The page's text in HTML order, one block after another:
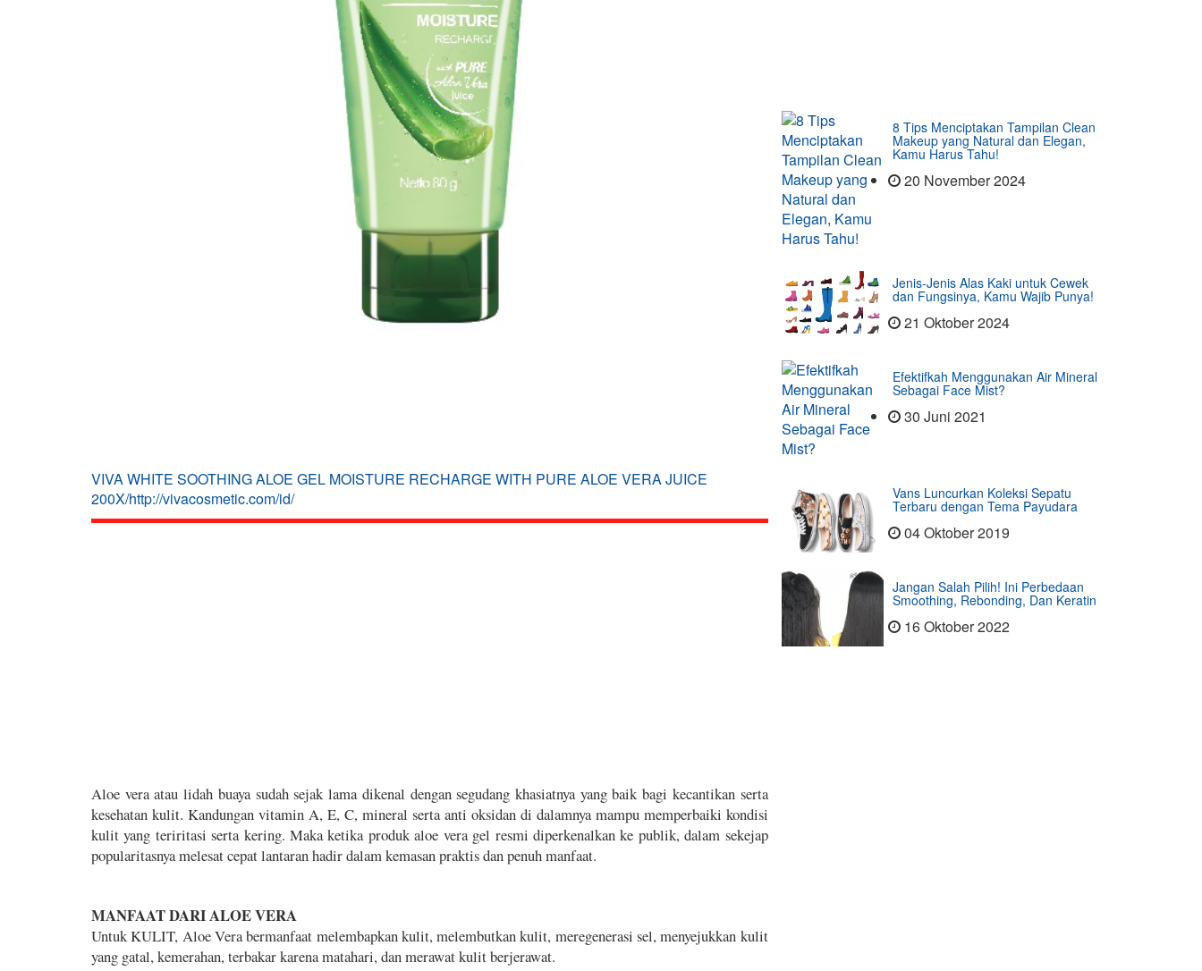
VIVA WHITE SOOTHING ALOE GEL MOISTURE RECHARGE WITH PURE ALOE VERA JUICE
200X/http://vivacosmetic.com/id/
Aloe vera atau lidah buaya sudah sejak lama dikenal dengan segudang khasiatnya yang baik bagi kecantikan serta
kesehatan kulit. Kandungan vitamin A, E, C, mineral serta anti oksidan di dalamnya mampu memperbaiki kondisi
kulit yang teriritasi serta kering. Maka ketika produk aloe vera gel resmi diperkenalkan ke publik, dalam sekejap
popularitasnya melesat cepat lantaran hadir dalam kemasan praktis dan penuh manfaat.
MANFAAT DARI ALOE VERA
Untuk KULIT, Aloe Vera bermanfaat melembapkan kulit, melembutkan kulit, meregenerasi sel, menyejukkan kulit
yang gatal, kemerahan, terbakar karena matahari, dan merawat kulit berjerawat.
8 Tips Menciptakan Tampilan Clean
Makeup yang Natural dan Elegan,
Kamu Harus Tahu!
20 November 2024
Jenis-Jenis Alas Kaki untuk Cewek
dan Fungsinya, Kamu Wajib Punya!
21 Oktober 2024
Efektifkah Menggunakan Air Mineral
Sebagai Face Mist?
30 Juni 2021
Vans Luncurkan Koleksi Sepatu
Terbaru dengan Tema Payudara
04 Oktober 2019
Jangan Salah Pilih! Ini Perbedaan
Smoothing, Rebonding, Dan Keratin
16 Oktober 2022